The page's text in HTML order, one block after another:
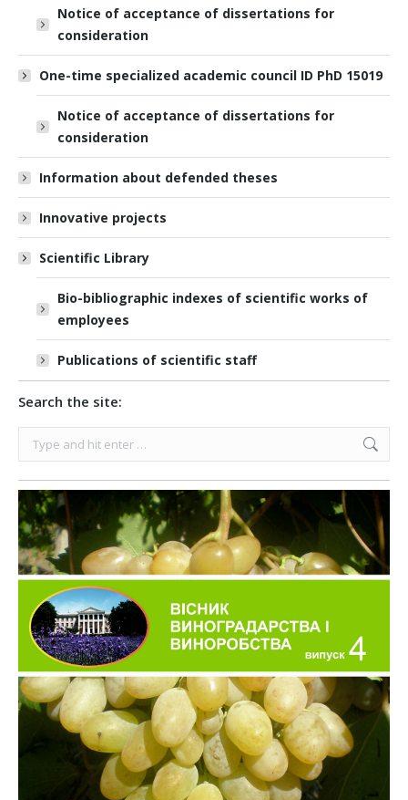
Notice of acceptance of dissertations for
consideration
One-time specialized academic council ID PhD 15019
Notice of acceptance of dissertations for
consideration
Information about defended theses
Innovative projects
Scientific Library
Bio-bibliographic indexes of scientific works of
employees
Publications of scientific staff
Search the site:
Search: